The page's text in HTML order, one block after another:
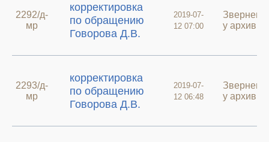
2292/д-
мр
корректировка
по обращению
Говорова Д.В.
2019-07-
12 07:00
у архиві
2293/д-
мр
корректировка
по обращению
Говорова Д.В.
2019-07-
12 06:48
у архиві